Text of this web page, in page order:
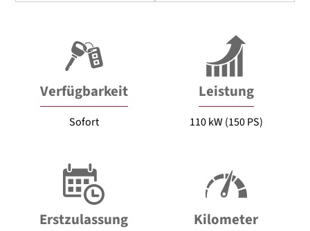
Verfügbarkeit
Sofort
Leistung
110 kW (150 PS)
Erstzulassung Kilometer